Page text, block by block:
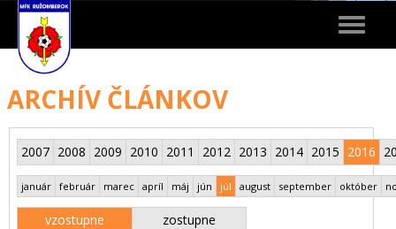
Toggle
ARCHÍV ČLÁNKOV
2007 2008 2009 2010 2011 2012 2013 2014 2015 2016
január február marec apríl máj jún júl august september október
vzostupne zostupne